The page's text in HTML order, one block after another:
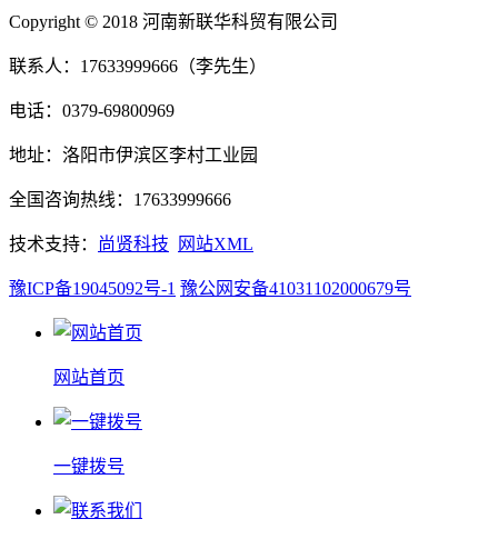
Copyright © 2018 河南新联华科贸有限公司
联系人：17633999666（李先生）
电话：0379-69800969
地址：洛阳市伊滨区李村工业园
全国咨询热线：17633999666
技术支持： 尚贤科技 网站XML
豫ICP备19045092号-1 豫公网安备41031102000679号
网站首页
一键拨号